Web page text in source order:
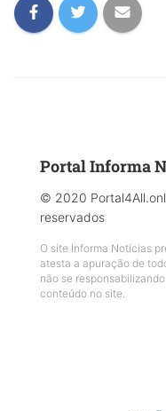
Portal Informa
© 2020
reservados
O site Informa Notícias
atesta a apuração de
não se
conteúdo no site.